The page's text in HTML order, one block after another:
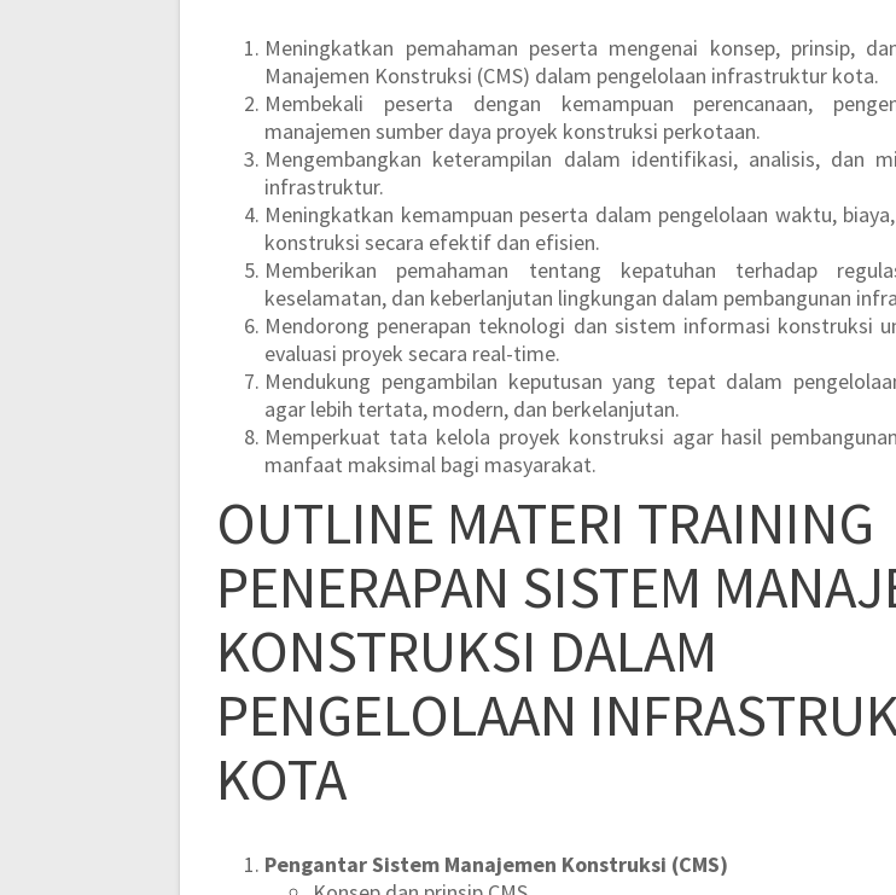
Meningkatkan pemahaman peserta mengenai konsep, prinsip,
Manajemen Konstruksi (CMS) dalam pengelolaan infrastruktur kota.
Membekali peserta dengan kemampuan perencanaan,
manajemen sumber daya proyek konstruksi perkotaan.
Mengembangkan keterampilan dalam identifikasi, analisis, dan
infrastruktur.
Meningkatkan kemampuan peserta dalam pengelolaan waktu,
konstruksi secara efektif dan efisien.
Memberikan pemahaman tentang kepatuhan terhadap
keselamatan, dan keberlanjutan lingkungan dalam pembangunan
Mendorong penerapan teknologi dan sistem informasi konstruksi
evaluasi proyek secara real-time.
Mendukung pengambilan keputusan yang tepat dalam
agar lebih tertata, modern, dan berkelanjutan.
Memperkuat tata kelola proyek konstruksi agar hasil
manfaat maksimal bagi masyarakat.
OUTLINE MATERI TRAINING
PENERAPAN SISTEM
KONSTRUKSI DALAM
PENGELOLAAN
KOTA
Pengantar Sistem Manajemen Konstruksi (CMS)